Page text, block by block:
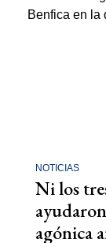
NOTICIAS
Ni los
agónica